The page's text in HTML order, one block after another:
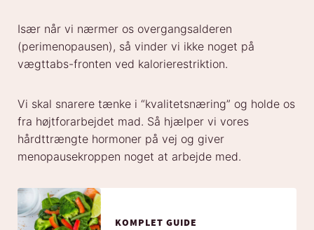
Især når vi nærmer os overgangsalderen
(perimenopausen), så vinder vi ikke noget på
vægttabs-fronten ved kalorierestriktion.
Vi skal snarere tænke i “kvalitetsnæring” og holde os
fra højtforarbejdet mad. Så hjælper vi vores
hårdttrængte hormoner på vej og giver
menopausekroppen noget at arbejde med.
KOMPLET GUIDE